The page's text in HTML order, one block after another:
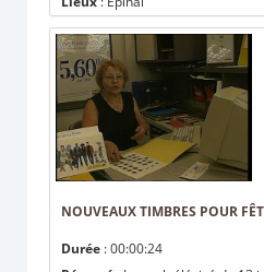
NOUVEAUX TIMBRES POUR
Durée : 00:00:24